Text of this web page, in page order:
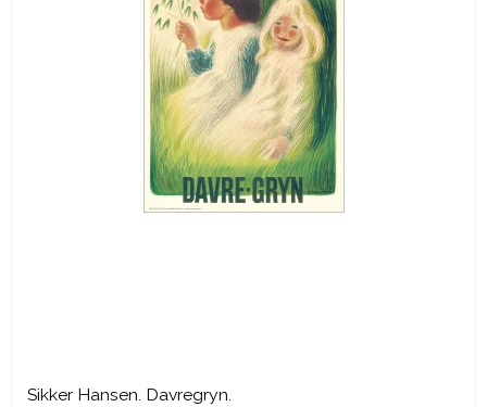
Sikker Hansen. Davregryn.